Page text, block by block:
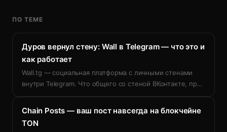
ПО ТЕМЕ
Дуров вернул стену: Wall в Telegram — что это и
как работает
Wall.tg — социальная платформа с личными стенами
внутри Telegram. Что общего со стеной ВКонтакте, пр…
Chain Posts — ваш пост навсегда на блокчейне
TON